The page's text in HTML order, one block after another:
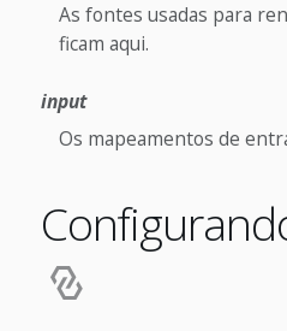
As fontes usadas para
ficam aqui.
input
Os mapeamentos de